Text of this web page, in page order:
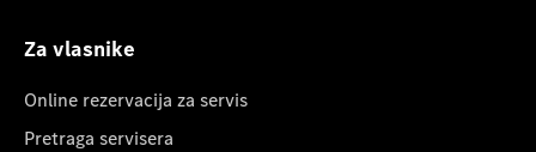
Za vlasnike
Online rezervacija za servis
Pretraga servisera